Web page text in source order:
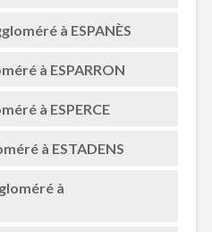
à ESPANÈS
à ESPARRON
à ESPERCE
à ESTADENS
à